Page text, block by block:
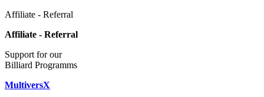
Affiliate - Referral
Affiliate - Referral
Support for our
Billiard Programms
MultiversX